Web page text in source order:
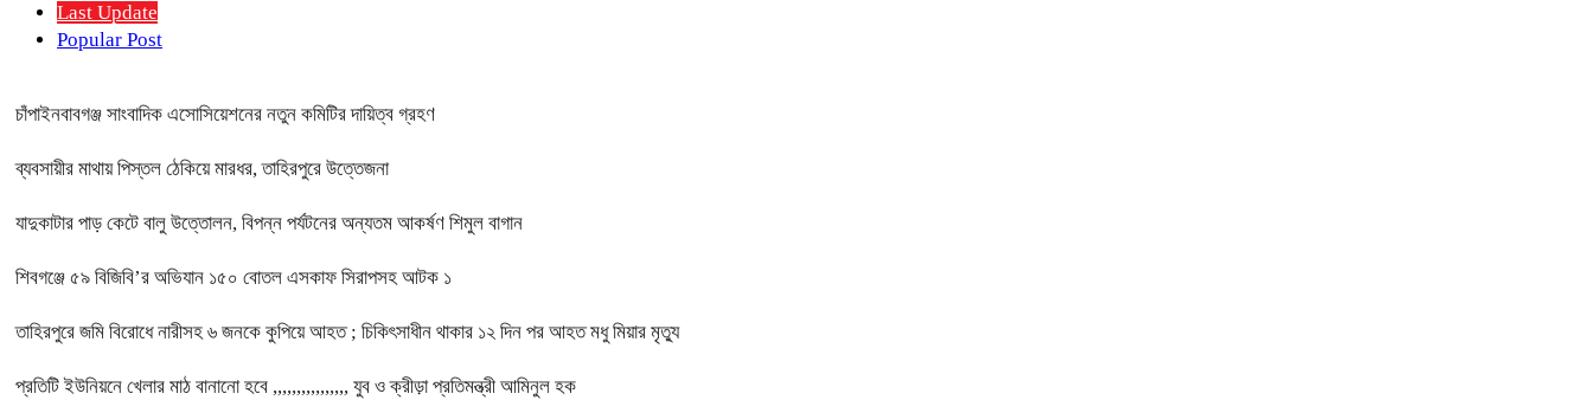
Last Update
Popular Post
চাঁপাইনবাবগঞ্জ সাংবাদিক এসোসিয়েশনের নতুন কমিটির দায়িত্ব গ্রহণ
ব্যবসায়ীর মাথায় পিস্তল ঠেকিয়ে মারধর, তাহিরপুরে উত্তেজনা
যাদুকাটার পাড় কেটে বালু উত্তোলন, বিপন্ন পর্যটনের অন্যতম আকর্ষণ শিমুল বাগান
শিবগঞ্জে ৫৯ বিজিবি’র অভিযান ১৫০ বোতল এসকাফ সিরাপসহ আটক ১
তাহিরপুরে জমি বিরোধে নারীসহ ৬ জনকে কুপিয়ে আহত ; চিকিৎসাধীন থাকার ১২ দিন পর আহত মধু মিয়ার মৃত্যু
প্রতিটি ইউনিয়নে খেলার মাঠ বানানো হবে ,,,,,,,,,,,,,,,, যুব ও ক্রীড়া প্রতিমন্ত্রী আমিনুল হক